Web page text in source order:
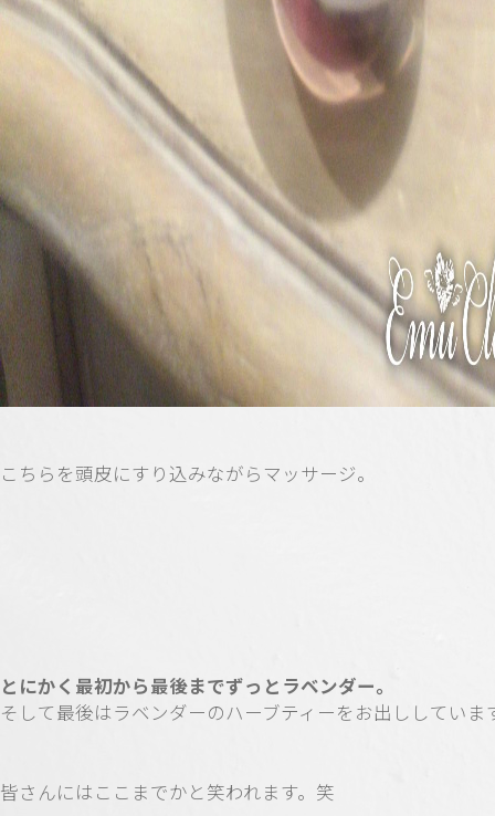
こちらを頭皮にすり込みながらマッサージ。
とにかく最初から最後までずっとラベンダー。
そして最後はラベンダーのハーブティーをお出ししていま
皆さんにはここまでかと笑われます。笑